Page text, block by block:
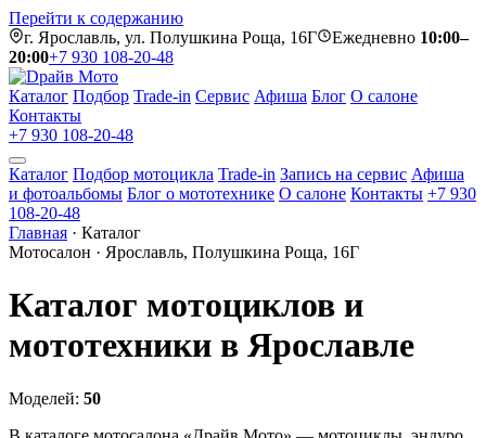
Перейти к содержанию
г. Ярославль, ул. Полушкина Роща, 16Г
Ежедневно 10:00–
20:00+7 930 108-20-48
Каталог Подбор Trade-in Сервис Афиша Блог О салоне
Контакты
+7 930 108-20-48
Каталог Подбор мотоцикла Trade-in Запись на сервис Афиша
и фотоальбомы Блог о мототехнике О салоне Контакты +7 930
108-20-48
Главная · Каталог
Мотосалон · Ярославль, Полушкина Роща, 16Г
Каталог мотоциклов и
мототехники в Ярославле
Моделей: 50